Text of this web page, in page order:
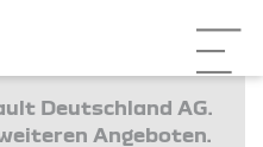
Deutschland AG.
Angeboten.